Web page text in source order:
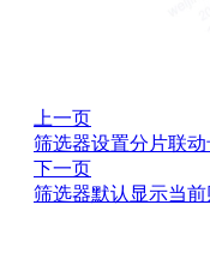
上一页
筛选器设置分片联
下一页
筛选器默认显示当